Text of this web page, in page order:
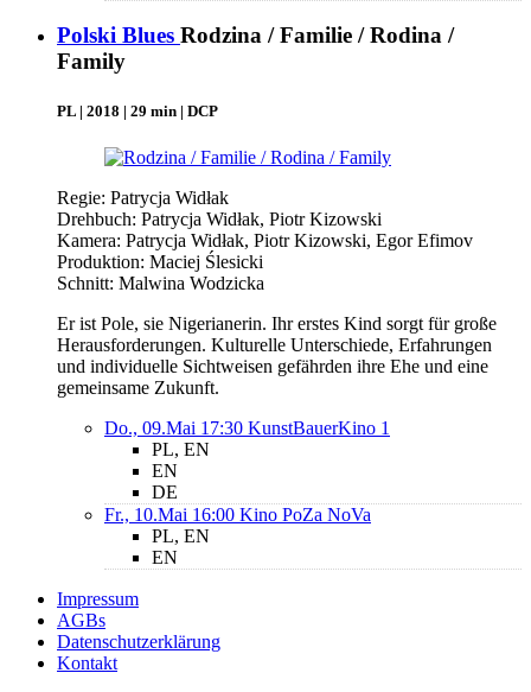
Polski Blues Rodzina / Familie / Rodina /
Family
PL | 2018 | 29 min | DCP
Regie: Patrycja Widłak
Drehbuch: Patrycja Widłak, Piotr Kizowski
Kamera: Patrycja Widłak, Piotr Kizowski, Egor Efimov
Produktion: Maciej Ślesicki
Schnitt: Malwina Wodzicka
Er ist Pole, sie Nigerianerin. Ihr erstes Kind sorgt für große
Herausforderungen. Kulturelle Unterschiede, Erfahrungen
und individuelle Sichtweisen gefährden ihre Ehe und eine
gemeinsame Zukunft.
Do., 09.Mai 17:30 KunstBauerKino 1
PL, EN
EN
DE
Fr., 10.Mai 16:00 Kino PoZa NoVa
PL, EN
EN
Impressum
AGBs
Datenschutzerklärung
Kontakt